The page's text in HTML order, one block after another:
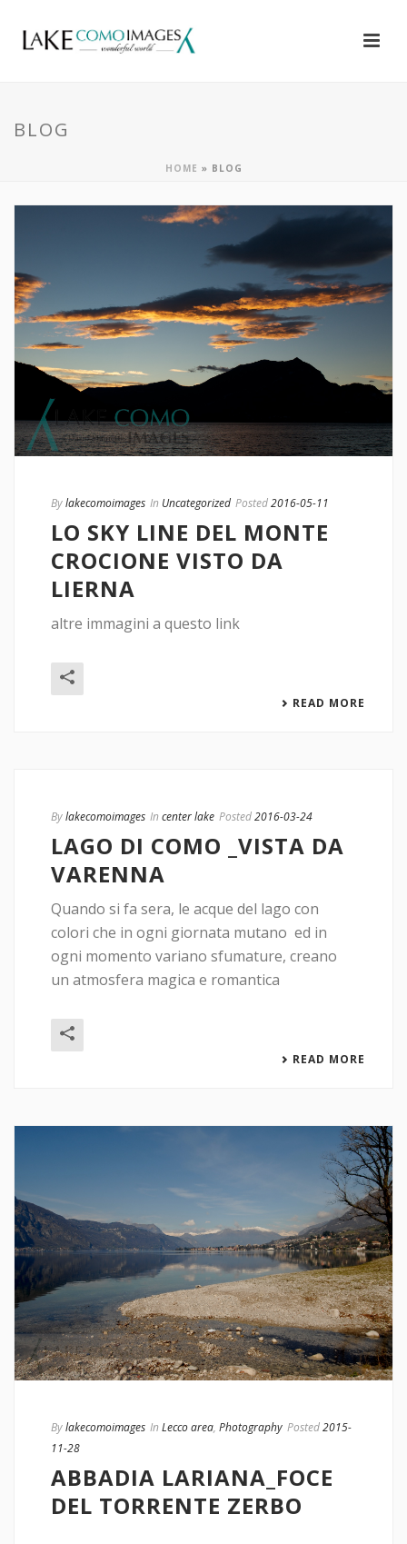
BLOG
HOME » BLOG
Bylakecomoimages In Uncategorized Posted2016-05-11
LO SKY LINE DEL MONTE
CROCIONE VISTO DA
LIERNA
altre immagini a questo link
READ MORE
Bylakecomoimages In center lake Posted2016-03-24
LAGO DI COMO _VISTA DA
VARENNA
Quando si fa sera, le acque del lago con
colori che in ogni giornata mutano ed in
ogni momento variano sfumature, creano
un atmosfera magica e romantica
READ MORE
Bylakecomoimages In Lecco area, Photography Posted2015-
11-28
ABBADIA LARIANA_FOCE
DEL TORRENTE ZERBO